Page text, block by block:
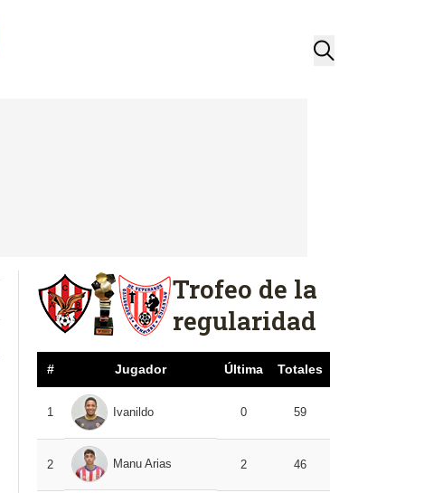
Trofeo de la
regularidad
# Jugador Última Totales
1 Ivanildo 0 59
2 Manu Arias 2 46